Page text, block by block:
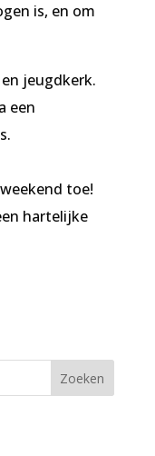
is, en om
jeugdkerk.
een
toe!
hartelijke